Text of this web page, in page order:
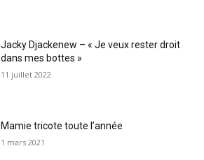
Jacky Djackenew – « Je veux rester droit
dans mes bottes »
11 juillet 2022
Mamie tricote toute l’année
1 mars 2021